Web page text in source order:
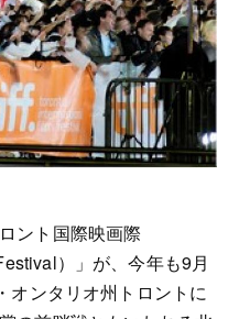
ント国際映画際
）」が、今年も9月
オンタリオ州トロントに